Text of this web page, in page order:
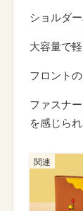
ショルダ
大容量で
フロント
ファスナ
を感じられ